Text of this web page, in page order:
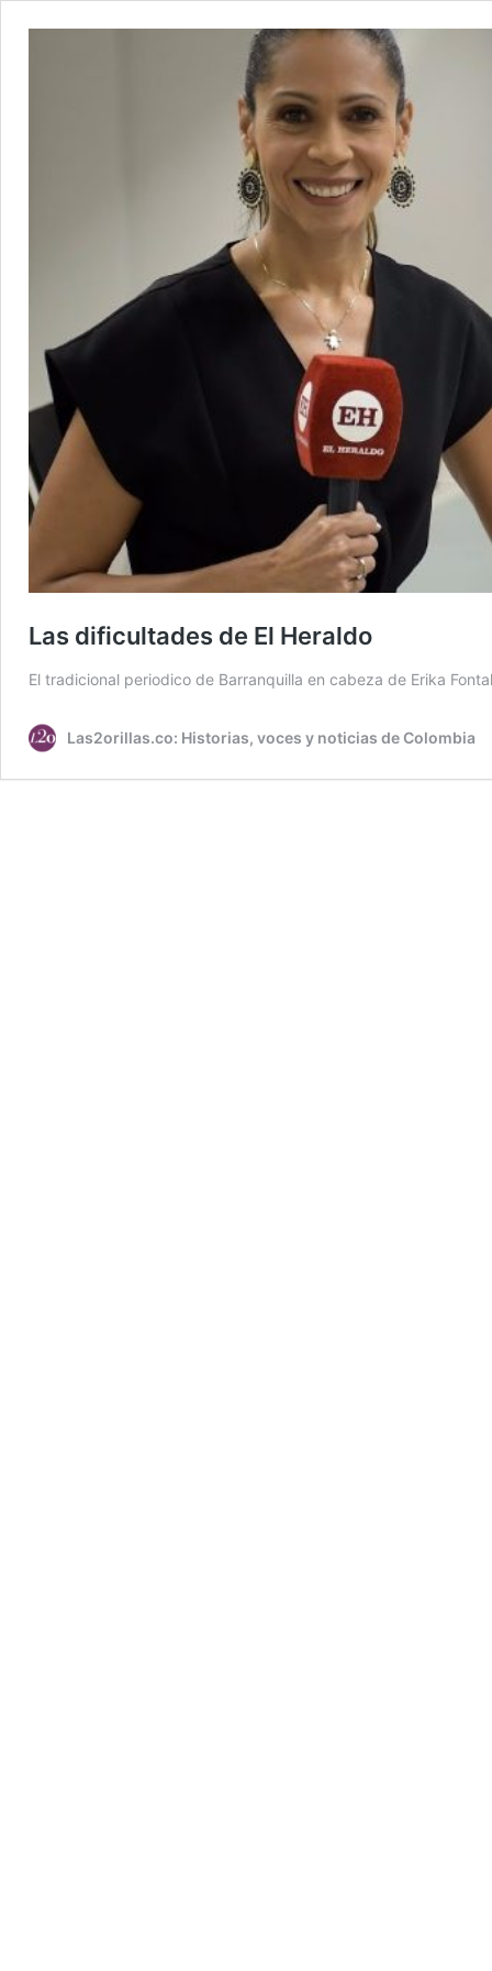
Las dificultades de El Heraldo
El tradicional periodico de Barranquilla en cabeza de Erika
Las2orillas.co: Historias, voces y noticias de Colombia